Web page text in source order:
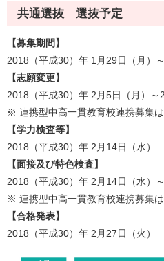
共通選抜 選抜予定
【募集期間】
2018（平成30）年 1月29日（月）
【志願変更】
2018（平成30）年 2月5日（月）～2
※ 連携型中高一貫教育校連携募集は
【学力検査等】
2018（平成30）年 2月14日（水）
【面接及び特色検査】
2018（平成30）年 2月14日（水）
※ 連携型中高一貫教育校連携募集
【合格発表】
2018（平成30）年 2月27日（火）